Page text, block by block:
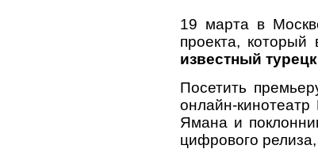
19 марта в
проекта,
известный
Посетить
онлайн-кинотеатр
Ямана и
цифрового